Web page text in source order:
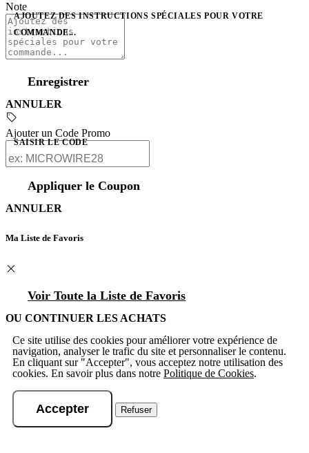
Note
AJOUTEZ DES INSTRUCTIONS SPÉCIALES POUR VOTRE
COMMANDE...
Enregistrer
ANNULER
Ajouter un Code Promo
SAISIR LE CODE
Appliquer le Coupon
ANNULER
Ma Liste de Favoris
Voir Toute la Liste de Favoris
OU CONTINUER LES ACHATS
Ce site utilise des cookies pour améliorer votre expérience de
navigation, analyser le trafic du site et personnaliser le contenu.
En cliquant sur "Accepter", vous acceptez notre utilisation des
cookies. En savoir plus dans notre Politique de Cookies.
Accepter Refuser